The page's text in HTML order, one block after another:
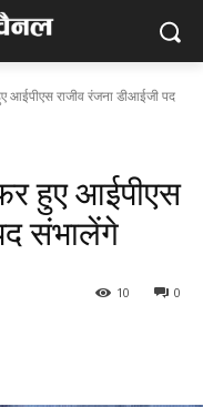
आईपीएस राजीव रंजना डीआईजी पद
हुए आईपीएस
संभालेंगे
0
10